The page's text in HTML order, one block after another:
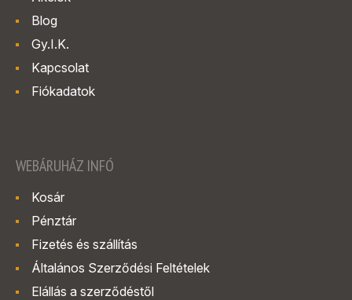
Blog
Gy.I.K.
Kapcsolat
Fiókadatok
WEBÁRUHÁZ INFÓ
Kosár
Pénztár
Fizetés és szállítás
Általános Szerződési Feltételek
Elállás a szerződéstől